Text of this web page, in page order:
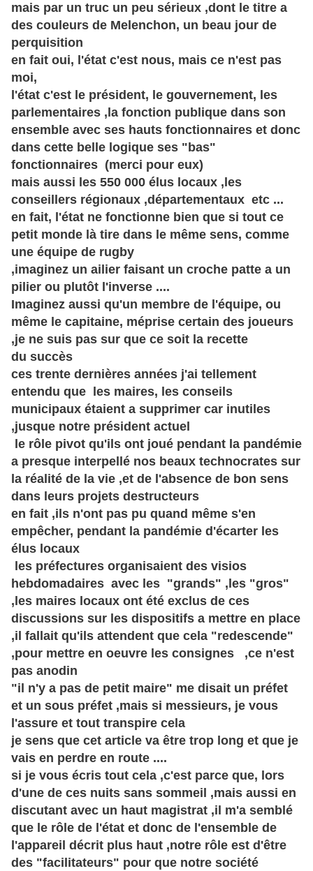
mais par un truc un peu sérieux ,dont le titre a
des couleurs de Melenchon, un beau jour de
perquisition
en fait oui, l'état c'est nous, mais ce n'est pas
moi,
l'état c'est le président, le gouvernement, les
parlementaires ,la fonction publique dans son
ensemble avec ses hauts fonctionnaires et donc
dans cette belle logique ses "bas"
fonctionnaires (merci pour eux)
mais aussi les 550 000 élus locaux ,les
conseillers régionaux ,départementaux etc ...
en fait, l'état ne fonctionne bien que si tout ce
petit monde là tire dans le même sens, comme
une équipe de rugby
,imaginez un ailier faisant un croche patte a un
pilier ou plutôt l'inverse ....
Imaginez aussi qu'un membre de l'équipe, ou
même le capitaine, méprise certain des joueurs
,je ne suis pas sur que ce soit la recette
du succès
ces trente dernières années j'ai tellement
entendu que les maires, les conseils
municipaux étaient a supprimer car inutiles
,jusque notre président actuel
le rôle pivot qu'ils ont joué pendant la pandémie
a presque interpellé nos beaux technocrates sur
la réalité de la vie ,et de l'absence de bon sens
dans leurs projets destructeurs
en fait ,ils n'ont pas pu quand même s'en
empêcher, pendant la pandémie d'écarter les
élus locaux
les préfectures organisaient des visios
hebdomadaires avec les "grands" ,les "gros"
,les maires locaux ont été exclus de ces
discussions sur les dispositifs a mettre en place
,il fallait qu'ils attendent que cela "redescende"
,pour mettre en oeuvre les consignes ,ce n'est
pas anodin
"il n'y a pas de petit maire" me disait un préfet
et un sous préfet ,mais si messieurs, je vous
l'assure et tout transpire cela
je sens que cet article va être trop long et que je
vais en perdre en route ....
si je vous écris tout cela ,c'est parce que, lors
d'une de ces nuits sans sommeil ,mais aussi en
discutant avec un haut magistrat ,il m'a semblé
que le rôle de l'état et donc de l'ensemble de
l'appareil décrit plus haut ,notre rôle est d'être
des "facilitateurs" pour que notre société